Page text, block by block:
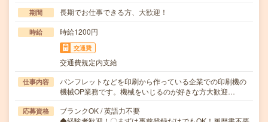
期間 長期でお仕事できる方、大歓迎！
時給 時給1200円
交通費
交通費規定内支給
仕事内容
パンフレットなどを印刷から作っている企業での印刷機の
機械OP業務です。機械をいじるのが好きな方大歓迎…
応募資格
ブランクOK / 英語力不要